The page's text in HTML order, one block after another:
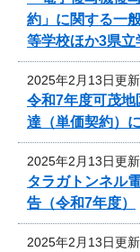
約」に関する一
等学校ほか3県立
2025年2月13日更新
令和7年度可茂地
達（単価契約）
2025年2月13日更新
タラガトンネル
告（令和7年度）
2025年2月13日更新